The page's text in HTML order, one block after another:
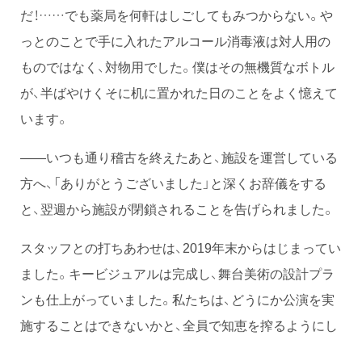
だ！……でも薬局を何軒はしごしてもみつからない。や
っとのことで手に入れたアルコール消毒液は対人用の
ものではなく、対物用でした。僕はその無機質なボトル
が、半ばやけくそに机に置かれた日のことをよく憶えて
います。
——いつも通り稽古を終えたあと、施設を運営している
方へ、「ありがとうございました」と深くお辞儀をする
と、翌週から施設が閉鎖されることを告げられました。
スタッフとの打ちあわせは、2019年末からはじまってい
ました。キービジュアルは完成し、舞台美術の設計プラ
ンも仕上がっていました。私たちは、どうにか公演を実
施することはできないかと、全員で知恵を搾るようにし